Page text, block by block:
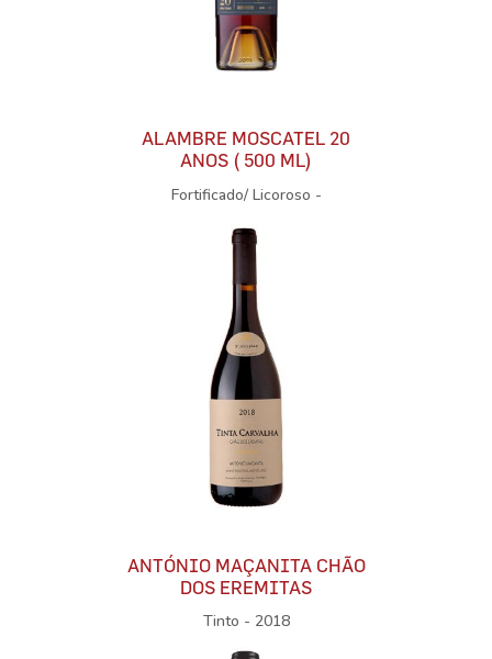
ALAMBRE MOSCATEL 20
ANOS ( 500 ML)
Fortificado/ Licoroso -
ANTÓNIO MAÇANITA CHÃO
DOS EREMITAS
Tinto - 2018